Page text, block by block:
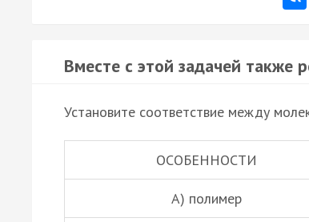
Вместе с этой задачей также
Установите соответствие между
ОСОБЕННОСТИ
А) полимер